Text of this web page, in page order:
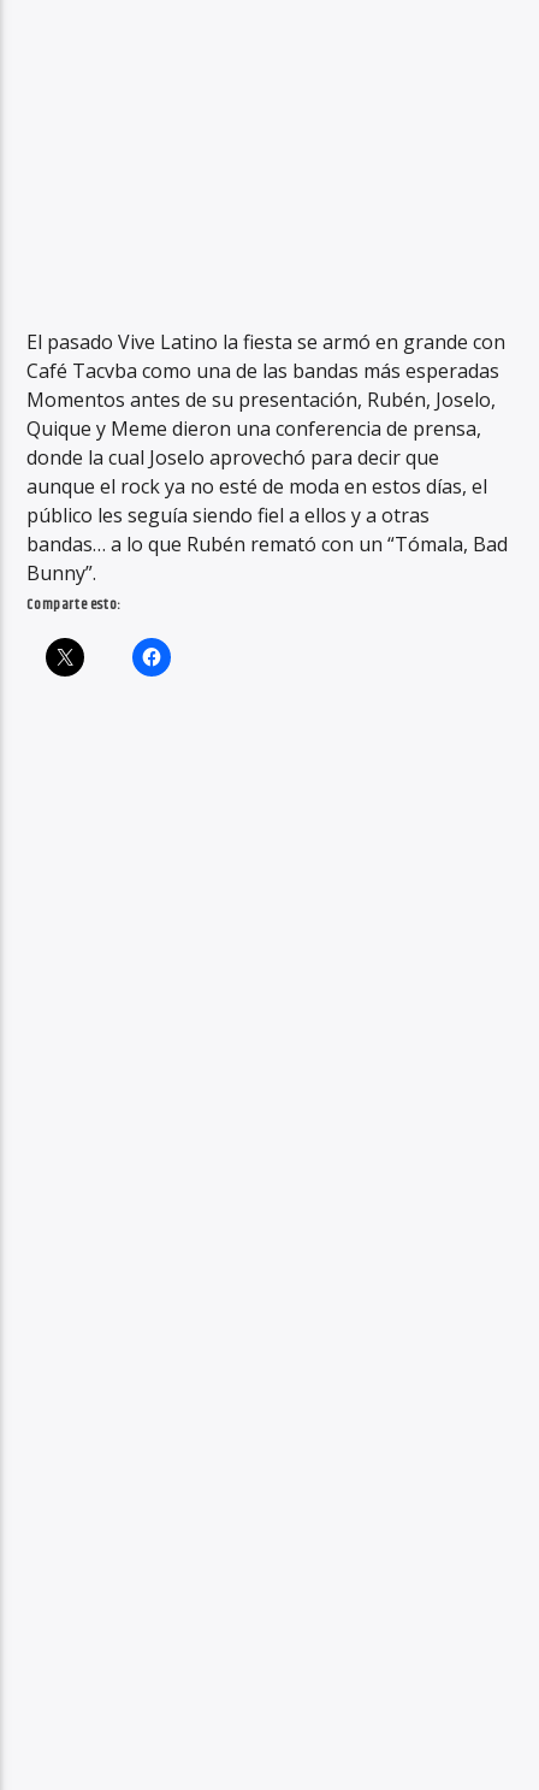
El pasado Vive Latino la fiesta se armó en grande con
Café Tacvba como una de las bandas más esperadas
Momentos antes de su presentación, Rubén, Joselo,
Quique y Meme dieron una conferencia de prensa,
donde la cual Joselo aprovechó para decir que
aunque el rock ya no esté de moda en estos días, el
público les seguía siendo fiel a ellos y a otras
bandas… a lo que Rubén remató con un “Tómala, Bad
Bunny”.
Comparte esto: